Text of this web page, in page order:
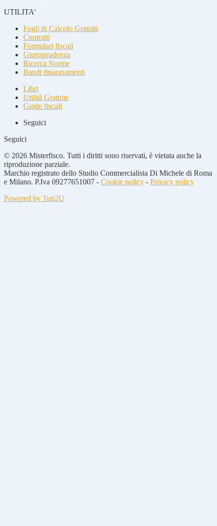
UTILITA'
Fogli di Calcolo Gratuiti
Contratti
Formulari fiscali
Giurisprudenza
Ricerca Norme
Bandi finanziamenti
Libri
Utilità Gratuite
Guide fiscali
Seguici
Seguici
© 2026 Misterfisco. Tutti i diritti sono riservati, è vietata anche la
riproduzione parziale.
Marchio registrato dello Studio Commercialista Di Michele di Roma
e Milano. P.Iva 09277651007 - Cookie policy - Privacy policy
Powered by Tun2U